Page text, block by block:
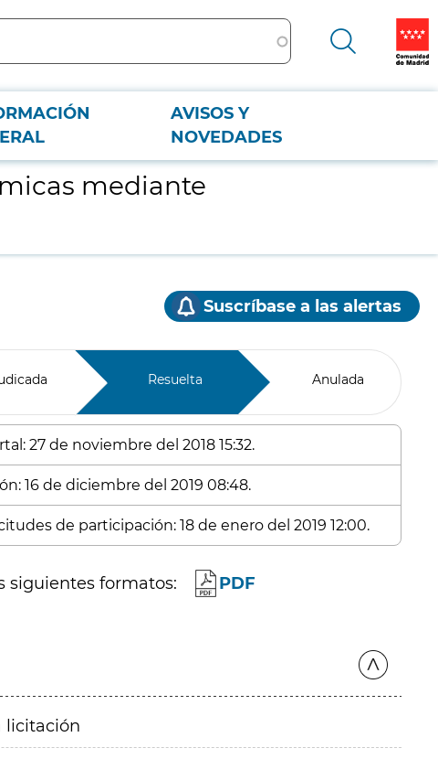
AVISOS Y
NOVEDADES
mediante
Suscríbase a las alertas
Resuelta Anulada
27 de noviembre del 2018 15:32.
16 de diciembre del 2019 08:48.
de participación: 18 de enero del 2019 12:00.
siguientes formatos: PDF
licitación